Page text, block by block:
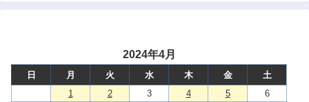
2024年4月
日 月 火 水 木 金
土
1
2 3 4 5
6